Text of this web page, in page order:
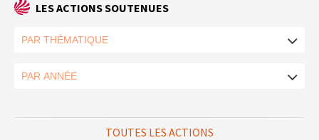
LES ACTIONS SOUTENUES
TOUTES LES ACTIONS